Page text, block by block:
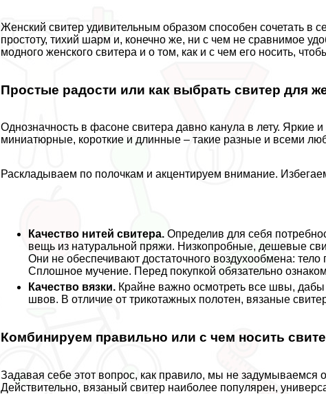
Женский свитер удивительным образом способен сочетать в
простоту, тихий шарм и, конечно же, ни с чем не сравнимое
модного женского свитера и о том, как и с чем его носить,
Простые радости или как выбрать свитер для
Однозначность в фасоне свитера давно канула в лету.
миниатюрные, короткие и длинные – такие разные и всеми
Раскладываем по полочкам и акцентируем внимание.
Качество нитей свитера. Определив для себя
вещь из натуральной пряжи. Низкопробные, дешевые
Они не обеспечивают достаточного воздухообмена: тело
Сплошное мучение. Перед покупкой обязательно
Качество вязки. Крайне важно осмотреть все швы,
швов. В отличие от трикотажных полотен, вязаные
Комбинируем правильно или с чем носить
Задавая себе этот вопрос, как правило, мы не
Действительно, вязаный свитер наиболее популярен,